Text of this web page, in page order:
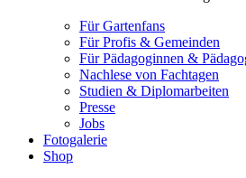
Für Gartenfans
Für Profis & Gemeinden
Für Pädagoginnen &
Nachlese von Fachtagen
Studien & Diplomarbeiten
Presse
Jobs
Fotogalerie
Shop